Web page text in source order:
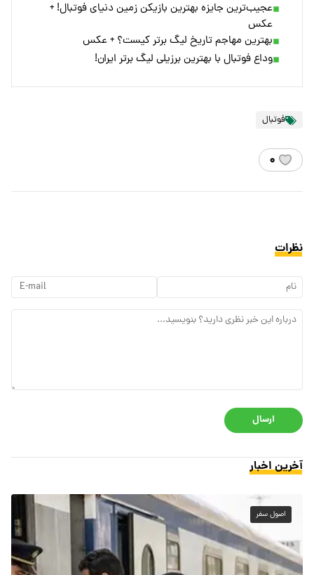
عجیب‌ترین جایزه بهترین بازیکن زمین دنیای فوتبال! +
عکس
بهترین مهاجم تاریخ لیگ برتر کیست؟ + عکس
وداع فوتبال با بهترین برزیلی لیگ برتر ایران!
فوتبال
۰
نظرات
ارسال
آخرین اخبار
اصول سفر